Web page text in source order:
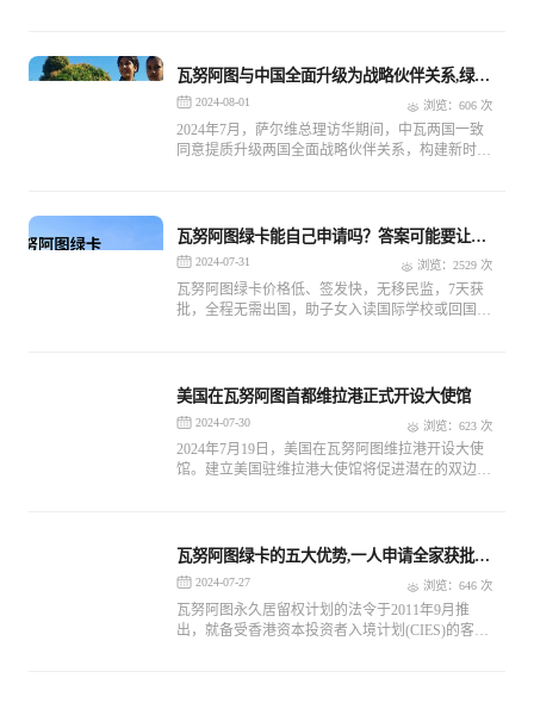
的高性价比之选。
瓦努阿图与中国全面升级为战略伙伴关系,绿卡
单人申请仅需8000美元
2024-08-01 浏览：606 次
2024年7月，萨尔维总理访华期间，中瓦两国一致
同意提质升级两国全面战略伙伴关系，构建新时代
瓦努阿图绿卡能自己申请吗？答案可能要让您
失望了
2024-07-31 浏览：2529 次
瓦努阿图绿卡价格低、签发快，无移民监，7天获
批，全程无需出国，助子女入读国际学校或回国参
美国在瓦努阿图首都维拉港正式开设大使馆
2024-07-30 浏览：623 次
2024年7月19日，美国在瓦努阿图维拉港开设大使
馆。建立美国驻维拉港大使馆将促进潜在的双边合
瓦努阿图绿卡的五大优势,一人申请全家获批瓦
努阿图永居身份
2024-07-27 浏览：646 次
瓦努阿图永久居留权计划的法令于2011年9月推
出，就备受香港资本投资者入境计划(CIES)的客户